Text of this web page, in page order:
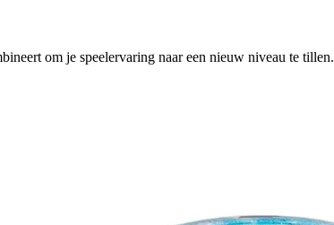
om je speelervaring naar een nieuw niveau te tillen.